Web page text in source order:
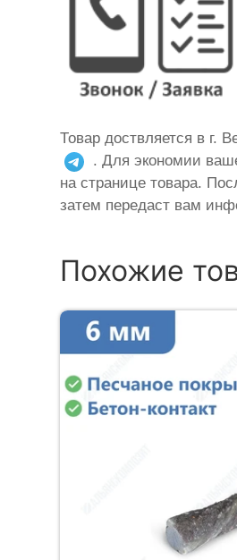
Товар доствляется в г.
. Для экономии
на странице товара.
затем передаст вам
Похожие